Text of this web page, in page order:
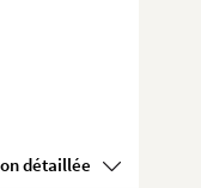
Voir la présentation détaillée